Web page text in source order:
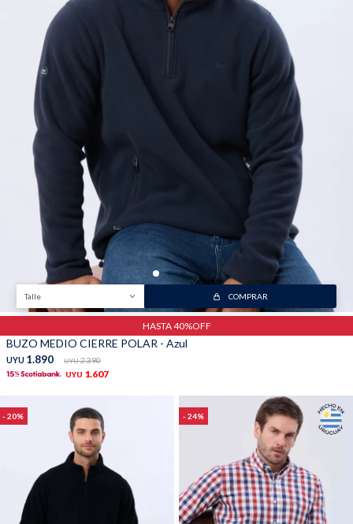
Talle COMPRAR
HASTA 40%OFF
BUZO MEDIO CIERRE POLAR - Azul
UYU 1.890 UYU 2.390
UYU 1.607
20 24